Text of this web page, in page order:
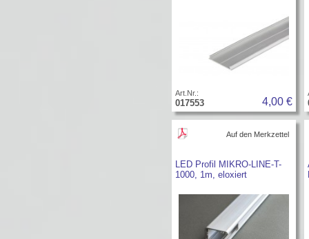
Art.Nr.:
017553 4,00 €
Auf den Merkzettel
LED Profil MIKRO-LINE-T-
1000, 1m, eloxiert